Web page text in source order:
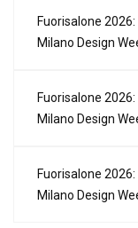
Fuorisalone
Milano Design
Fuorisalone
Milano Design
Fuorisalone
Milano Design